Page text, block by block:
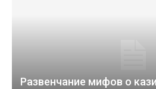
Развенчание мифов о